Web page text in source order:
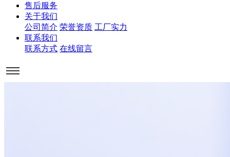
售后服务
关于我们
公司简介 荣誉资质 工厂实力
联系我们
联系方式 在线留言